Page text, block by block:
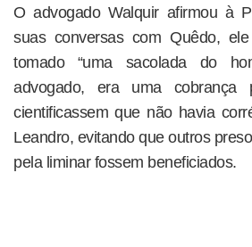
O advogado Walquir afirmou à
suas conversas com Quêdo,
tomado “uma sacolada do
advogado, era uma
cientificassem que não havia
Leandro, evitando que outros
pela liminar fossem beneficiados.